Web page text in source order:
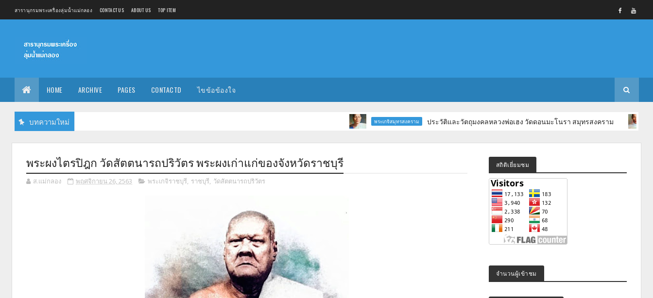
สารานุกรมพระเครื่องลุ่มน้ำแม่กลอง CONTACT US ABOUT US TOP ITEM
HOME ARCHIVE PAGES CONTACTD ไขข้อข้องใจ
บทความใหม่ พระเกจิสมุทรสงคราม ประวัติและวัตถุมงคลหลวงพ่อเฮง วัดดอนมะโนรา สมุทรสงคราม พระเกจิสมุท
พระผงไตรปิฎก วัดสัตตนารถปริวัตร พระผงเก่าแก่ของจังหวัดราชบุรี
ส.แม่กลอง พฤศจิกายน 26, 2563 พระเกจิราชบุรี, ราชบุรี, วัดสัตตนารถปริวัตร
สถิติเยี่ยมชม
จำนวนผู้เข้าชม